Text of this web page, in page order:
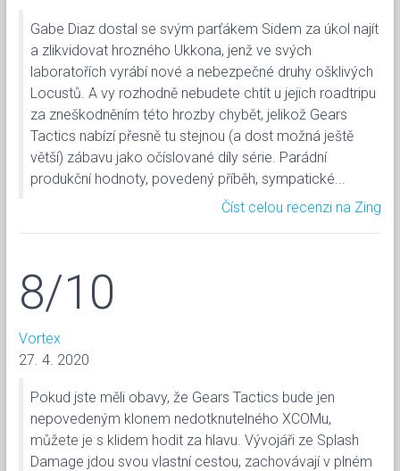
Gabe Diaz dostal se svým parťákem Sidem za úkol najít
a zlikvidovat hrozného Ukkona, jenž ve svých
laboratořích vyrábí nové a nebezpečné druhy ošklivých
Locustů. A vy rozhodně nebudete chtít u jejich roadtripu
za zneškodněním této hrozby chybět, jelikož Gears
Tactics nabízí přesně tu stejnou (a dost možná ještě
větší) zábavu jako očíslované díly série. Parádní
produkční hodnoty, povedený příběh, sympatické...
Číst celou recenzi na Zing
8/10
Vortex
27. 4. 2020
Pokud jste měli obavy, že Gears Tactics bude jen
nepovedeným klonem nedotknutelného XCOMu,
můžete je s klidem hodit za hlavu. Vývojáři ze Splash
Damage jdou svou vlastní cestou, zachovávají v plném